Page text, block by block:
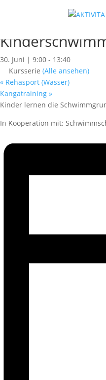
30. Juni | 9:00 - 13:40
Kursserie (Alle ansehen)
« Rehasport (Wasser)
Kangatraining »
Kinder lernen die
In Kooperation mit: